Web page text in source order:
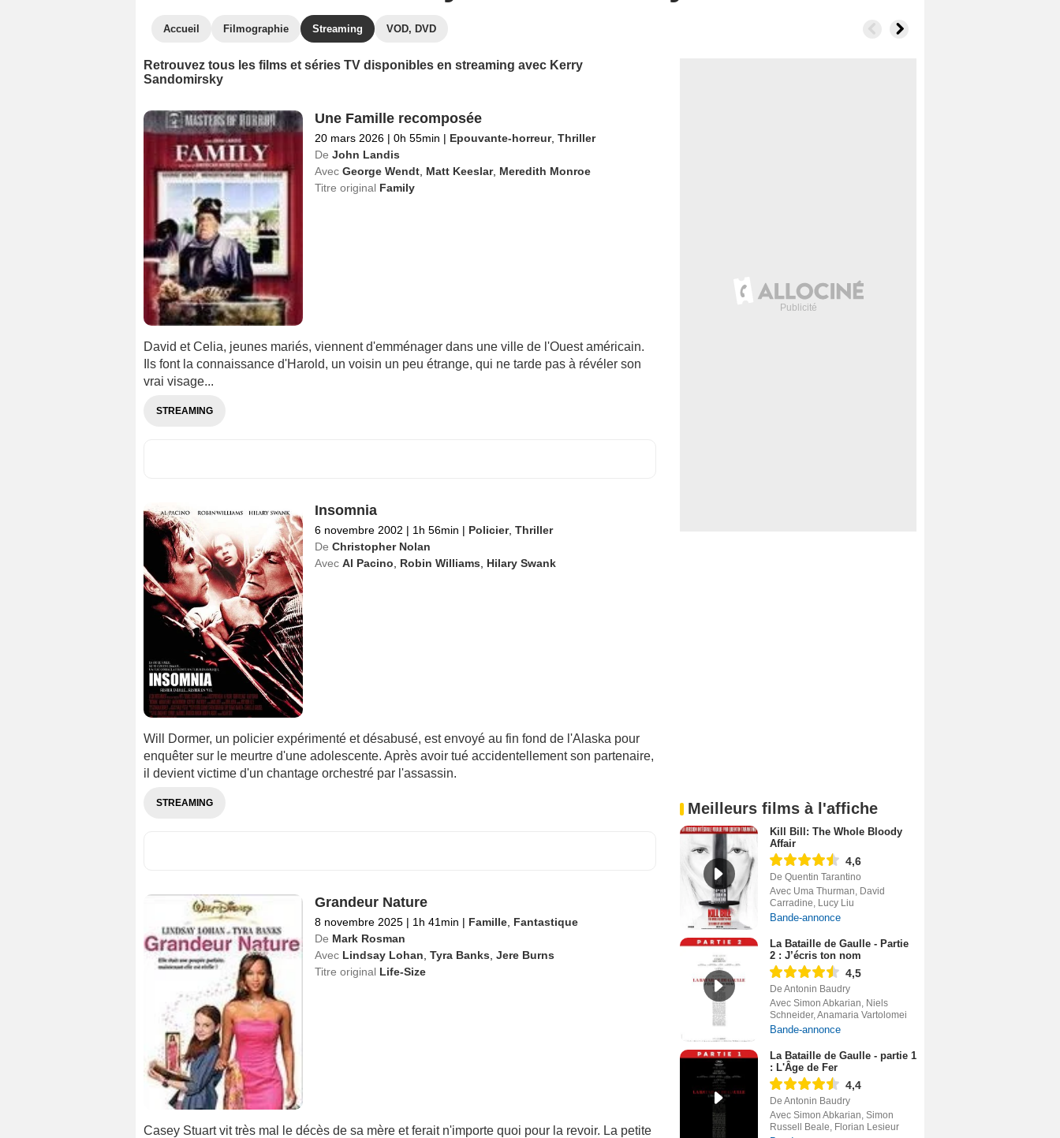
Accueil Filmographie Streaming VOD, DVD
Retrouvez tous les films et séries TV disponibles en streaming avec Kerry
Sandomirsky
Une Famille recomposée
20 mars 2026 | 0h 55min | Epouvante-horreur, Thriller
De John Landis
Avec George Wendt, Matt Keeslar, Meredith Monroe
Titre original Family
David et Celia, jeunes mariés, viennent d'emménager dans une ville de l'Ouest américain.
Ils font la connaissance d'Harold, un voisin un peu étrange, qui ne tarde pas à révéler son
vrai visage...
STREAMING
Insomnia
6 novembre 2002 | 1h 56min | Policier, Thriller
De Christopher Nolan
Avec Al Pacino, Robin Williams, Hilary Swank
Will Dormer, un policier expérimenté et désabusé, est envoyé au fin fond de l'Alaska pour
enquêter sur le meurtre d'une adolescente. Après avoir tué accidentellement son partenaire,
il devient victime d'un chantage orchestré par l'assassin.
STREAMING
Grandeur Nature
8 novembre 2025 | 1h 41min | Famille, Fantastique
De Mark Rosman
Avec Lindsay Lohan, Tyra Banks, Jere Burns
Titre original Life-Size
Casey Stuart vit très mal le décès de sa mère et ferait n'importe quoi pour la revoir. La petite
Meilleurs films à l'affiche
Kill Bill: The Whole Bloody
Affair
4,6
De Quentin Tarantino
Avec Uma Thurman, David
Carradine, Lucy Liu
Bande-annonce
La Bataille de Gaulle - Partie
2 : J’écris ton nom
4,5
De Antonin Baudry
Avec Simon Abkarian, Niels
Schneider, Anamaria Vartolomei
Bande-annonce
La Bataille de Gaulle - partie 1
: L'Âge de Fer
4,4
De Antonin Baudry
Avec Simon Abkarian, Simon
Russell Beale, Florian Lesieur